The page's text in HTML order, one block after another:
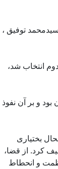
توفیق ،
انتخاب شد،
و بر آن نفوذ
بختیاری
کرد. از قضا،
و انحطاط